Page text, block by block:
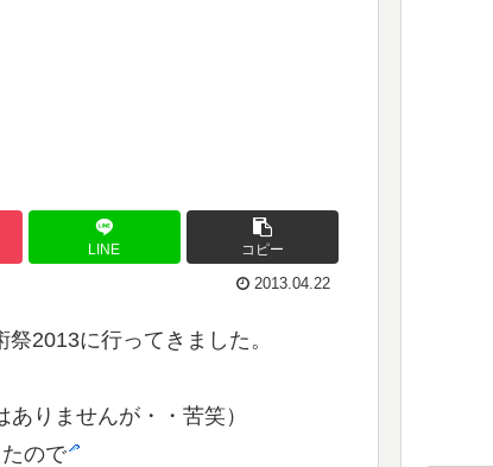
LINE コピー
2013.04.22
2013に行ってきました。
りませんが・・苦笑）
ので